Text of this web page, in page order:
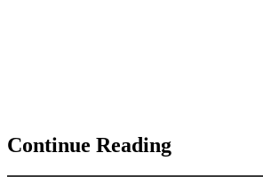
Continue Reading